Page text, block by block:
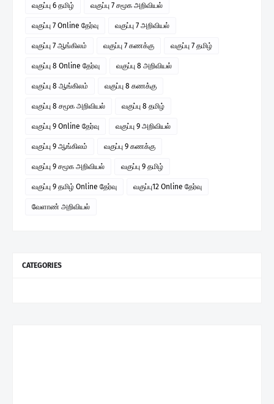
வகுப்பு 6 தமிழ் வகுப்பு 7 சமூக அறிவியல்
வகுப்பு 7 Online தேர்வு வகுப்பு 7 அறிவியல்
வகுப்பு 7 ஆங்கிலம் வகுப்பு 7 கணக்கு வகுப்பு 7 தமிழ்
வகுப்பு 8 Online தேர்வு வகுப்பு 8 அறிவியல்
வகுப்பு 8 ஆங்கிலம் வகுப்பு 8 கணக்கு
வகுப்பு 8 சமூக அறிவியல் வகுப்பு 8 தமிழ்
வகுப்பு 9 Online தேர்வு வகுப்பு 9 அறிவியல்
வகுப்பு 9 ஆங்கிலம் வகுப்பு 9 கணக்கு
வகுப்பு 9 சமூக அறிவியல் வகுப்பு 9 தமிழ்
வகுப்பு 9 தமிழ் Online தேர்வு வகுப்பு12 Online தேர்வு
வேளாண் அறிவியல்
CATEGORIES